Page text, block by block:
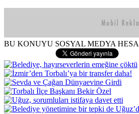
BU KONUYU SOSYAL MEDYA